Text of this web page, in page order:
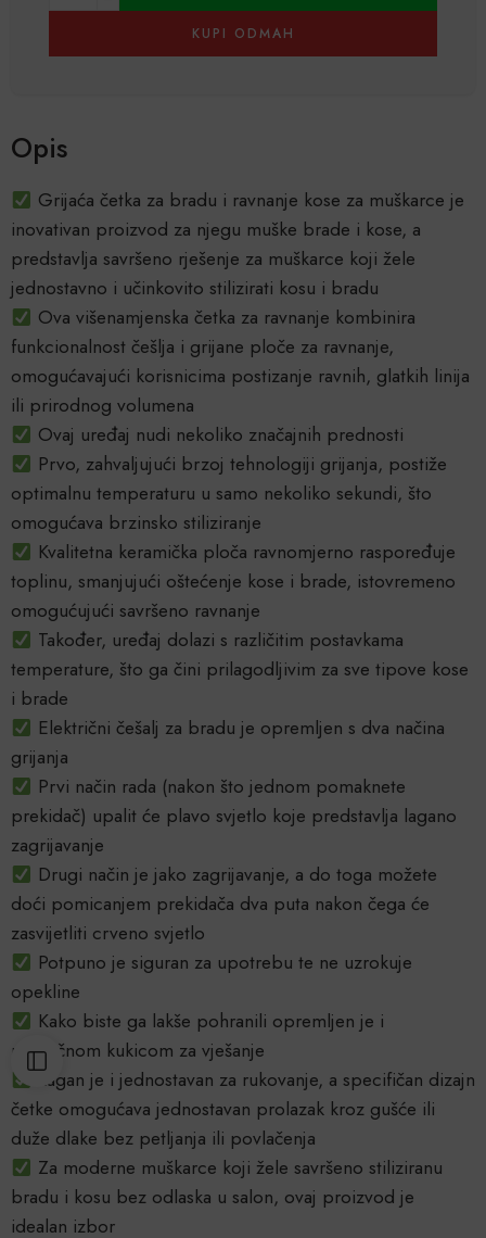
KUPI ODMAH
Opis
Grijaća četka za bradu i ravnanje kose za muškarce je
inovativan proizvod za njegu muške brade i kose, a
predstavlja savršeno rješenje za muškarce koji žele
jednostavno i učinkovito stilizirati kosu i bradu
Ova višenamjenska četka za ravnanje kombinira
funkcionalnost češlja i grijane ploče za ravnanje,
omogućavajući korisnicima postizanje ravnih, glatkih linija
ili prirodnog volumena
Ovaj uređaj nudi nekoliko značajnih prednosti
Prvo, zahvaljujući brzoj tehnologiji grijanja, postiže
optimalnu temperaturu u samo nekoliko sekundi, što
omogućava brzinsko stiliziranje
Kvalitetna keramička ploča ravnomjerno raspoređuje
toplinu, smanjujući oštećenje kose i brade, istovremeno
omogućujući savršeno ravnanje
Također, uređaj dolazi s različitim postavkama
temperature, što ga čini prilagodljivim za sve tipove kose
i brade
Električni češalj za bradu je opremljen s dva načina
grijanja
Prvi način rada (nakon što jednom pomaknete
prekidač) upalit će plavo svjetlo koje predstavlja lagano
zagrijavanje
Drugi način je jako zagrijavanje, a do toga možete
doći pomicanjem prekidača dva puta nakon čega će
zasvijetliti crveno svjetlo
Potpuno je siguran za upotrebu te ne uzrokuje
opekline
Kako biste ga lakše pohranili opremljen je i
praktičnom kukicom za vješanje
Lagan je i jednostavan za rukovanje, a specifičan dizajn
četke omogućava jednostavan prolazak kroz gušće ili
duže dlake bez petljanja ili povlačenja
Za moderne muškarce koji žele savršeno stiliziranu
bradu i kosu bez odlaska u salon, ovaj proizvod je
idealan izbor